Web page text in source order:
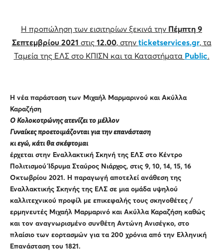
Η προπώληση των εισιτηρίων ξεκινά την Πέμπτη 9
Σεπτεμβρίου 2021 στις 12.00, στην ticketservices.gr, τα
Ταμεία της ΕΛΣ στο ΚΠΙΣΝ και τα Καταστήματα Public.
Η νέα παράσταση των Μιχαήλ Μαρμαρινού και Ακύλλα
Καραζήση
Ο Κολοκοτρώνης ατενίζει το μέλλον
Γυναίκες προετοιμάζονται για την επανάσταση
κι εγώ, κάτι θα σκέφτομαι
έρχεται στην Εναλλακτική Σκηνή της ΕΛΣ στο Κέντρο
Πολιτισμού Ίδρυμα Σταύρος Νιάρχος, στις 9, 10, 14, 15, 16
Οκτωβρίου 2021. Η παραγωγή αποτελεί ανάθεση της
Εναλλακτικής Σκηνής της ΕΛΣ σε μια ομάδα υψηλού
καλλιτεχνικού προφίλ με επικεφαλής τους σκηνοθέτες /
ερμηνευτές Μιχαήλ Μαρμαρινό και Ακύλλα Καραζήση καθώς
και τον αναγνωρισμένο συνθέτη Αντώνη Ανισέγκο, στο
πλαίσιο των εορτασμών για τα 200 χρόνια από την Ελληνική
Επανάσταση του 1821.